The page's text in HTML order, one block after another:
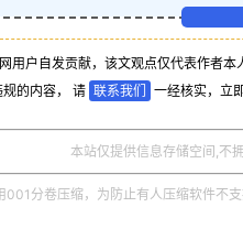
用户自发贡献，该文观点仅代表作者
的内容， 请 联系我们 一经核实，立
本站仅提供信息存储空间,不
001分卷压缩，为防止有人压缩软件不